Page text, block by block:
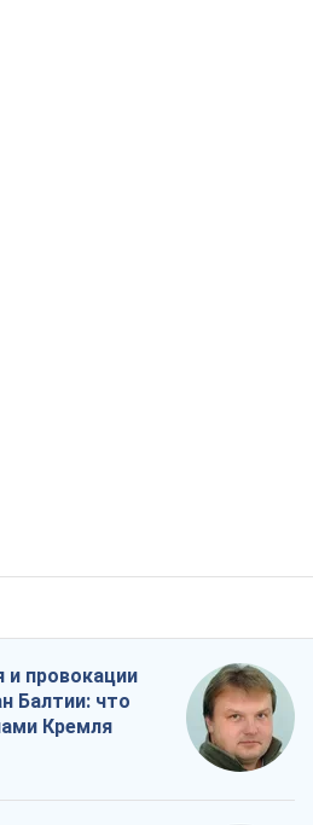
и провокации
Балтии: что
Кремля